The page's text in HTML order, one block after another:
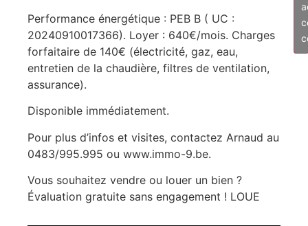
Performance énergétique : PEB B ( UC :
20240910017366). Loyer : 640€/mois. Charges
forfaitaire de 140€ (électricité, gaz, eau,
entretien de la chaudière, filtres de ventilation,
assurance).
Disponible immédiatement.
Pour plus d’infos et visites, contactez Arnaud au
0483/995.995 ou www.immo-9.be.
Vous souhaitez vendre ou louer un bien ?
Évaluation gratuite sans engagement ! LOUE